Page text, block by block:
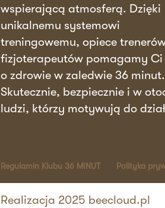
wspierającą atmosferą. Dzięki
unikalnemu systemowi
treningowemu, opiece
fizjoterapeutów pomagamy
o zdrowie w zaledwie 36 minut.
Skutecznie, bezpiecznie i w
ludzi, którzy motywują do
Regulamin Klubu 36 MINUT Polityka
Realizacja 2025 beecloud.pl